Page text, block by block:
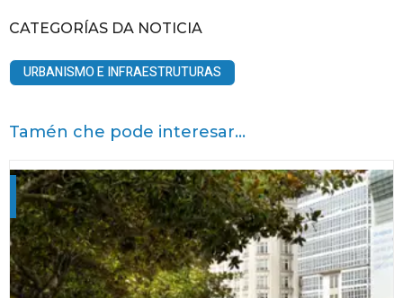
CATEGORÍAS DA NOTICIA
URBANISMO E INFRAESTRUTURAS
Tamén che pode interesar...